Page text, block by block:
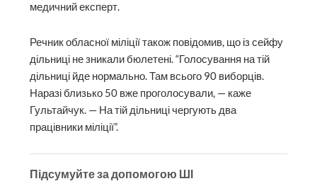
медичний експерт.
Речник обласної міліції також повідомив, що із сейфу
дільниці не зникали бюлетені. “Голосування на тій
дільниці йде нормально. Там всього 90 виборців.
Наразі близько 50 вже проголосували, — каже
Гультайчук. — На тій дільниці чергують два
працівники міліції”.
Підсумуйте за допомогою ШІ